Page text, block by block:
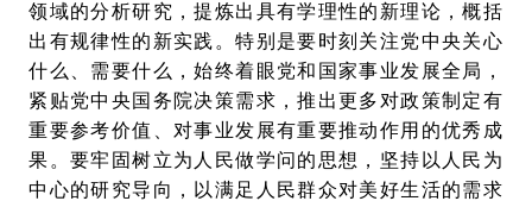
领域的分析研究，提炼出具有学理性的新理论，概括
出有规律性的新实践。特别是要时刻关注党中央关心
什么、需要什么，始终着眼党和国家事业发展全局，
紧贴党中央国务院决策需求，推出更多对政策制定有
重要参考价值、对事业发展有重要推动作用的优秀成
果。要牢固树立为人民做学问的思想，坚持以人民为
中心的研究导向，以满足人民群众对美好生活的需求